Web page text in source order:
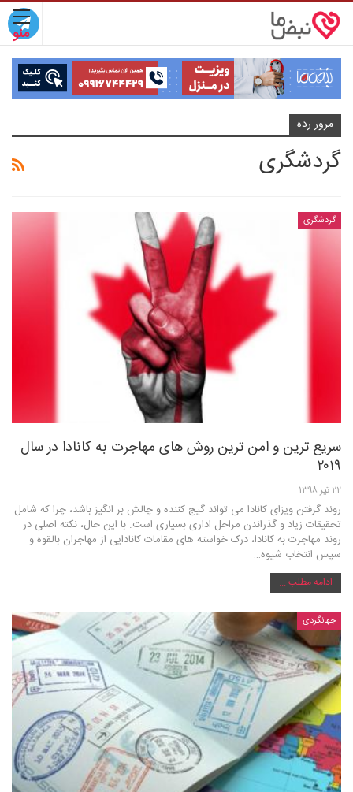
مرور رده
گردشگری
گردشگری
سریع ترین و امن ترین روش های مهاجرت به کانادا در سال
۲۰۱۹
۲۲ تیر ۱۳۹۸
روند گرفتن ویزای کانادا می تواند گیج کننده و چالش بر انگیز باشد، چرا که شامل
تحقیقات زیاد و گذراندن مراحل اداری بسيارى است. با این حال، نکته اصلی در
روند مهاجرت به کانادا، درک خواسته های مقامات کانادایی از مهاجران بالقوه و
سپس انتخاب شیوه…
ادامه مطلب ...
جهانگردی